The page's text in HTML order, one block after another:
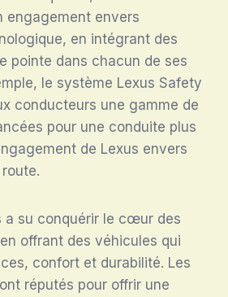
engagement envers
en intégrant des
pointe dans chacun de ses
le système Lexus Safety
conducteurs une gamme de
pour une conduite plus
de Lexus envers
a su conquérir le cœur des
offrant des véhicules qui
confort et durabilité. Les
réputés pour offrir une